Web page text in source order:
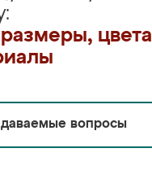
цвета
вопросы